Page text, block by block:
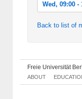
Wed, 09:00 -
Wed, 2020-
Wed, 2020-
Back to list of
Freie Universität
ABOUT